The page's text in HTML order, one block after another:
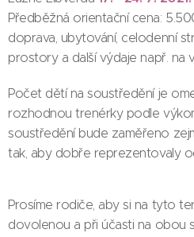
Předběžná orientační cena:
doprava, ubytování, celodenní
prostory a další výdaje např. na
Počet dětí na soustředění je
rozhodnou trenérky podle
soustředění bude zaměřeno
tak, aby dobře reprezentovaly
Prosíme rodiče, aby si na tyto
dovolenou a při účasti na obou